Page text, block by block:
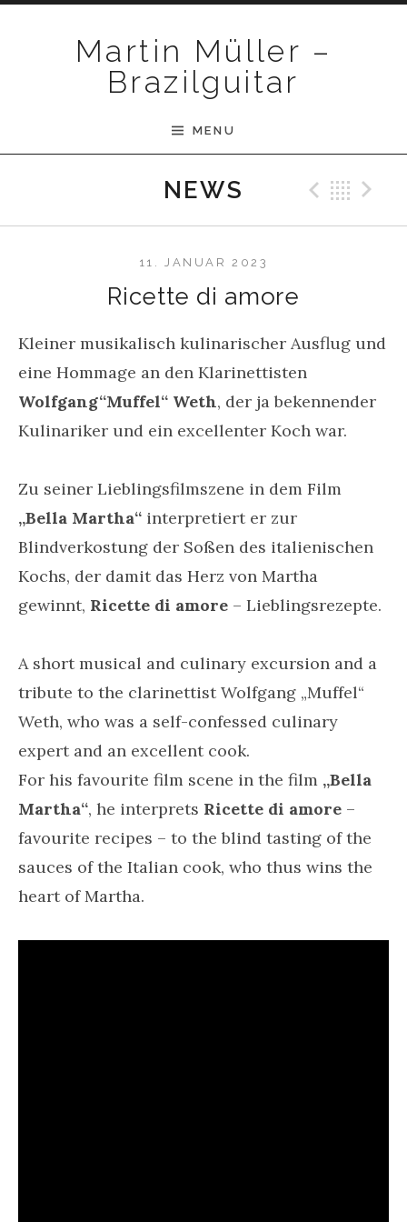
Martin Müller –
Brazilguitar
MENU
NEWS
Ricette di amore
11. JANUAR 2023
Kleiner musikalisch kulinarischer Ausflug und
eine Hommage an den Klarinettisten
Wolfgang“Muffel“ Weth, der ja bekennender
Kulinariker und ein excellenter Koch war.
Zu seiner Lieblingsfilmszene in dem Film
„Bella Martha“ interpretiert er zur
Blindverkostung der Soßen des italienischen
Kochs, der damit das Herz von Martha
gewinnt, Ricette di amore – Lieblingsrezepte.
A short musical and culinary excursion and a
tribute to the clarinettist Wolfgang „Muffel“
Weth, who was a self-confessed culinary
expert and an excellent cook.
For his favourite film scene in the film „Bella
Martha“, he interprets Ricette di amore –
favourite recipes – to the blind tasting of the
sauces of the Italian cook, who thus wins the
heart of Martha.